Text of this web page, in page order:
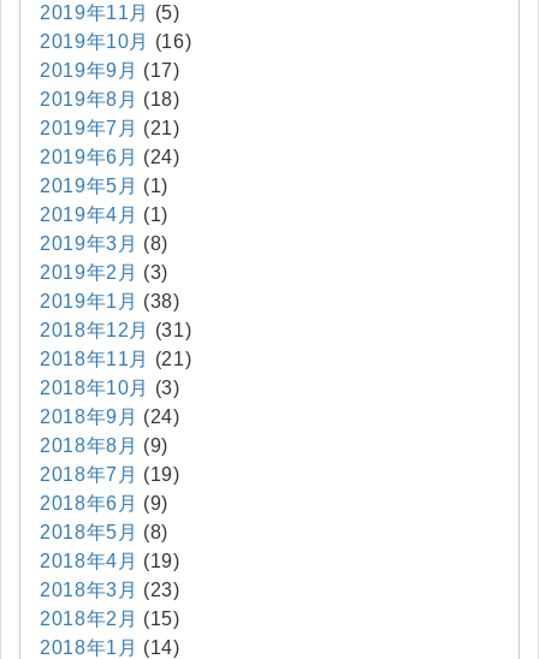
2019年11月
(5)
2019年10月
(16)
2019年9月 (17)
2019年8月 (18)
2019年7月 (21)
2019年6月 (24)
2019年5月 (1)
2019年4月 (1)
2019年3月 (8)
2019年2月 (3)
2019年1月 (38)
2018年12月
(31)
2018年11月
(21)
2018年10月
(3)
2018年9月 (24)
2018年8月 (9)
2018年7月 (19)
2018年6月 (9)
2018年5月 (8)
2018年4月 (19)
2018年3月 (23)
2018年2月 (15)
2018年1月 (14)